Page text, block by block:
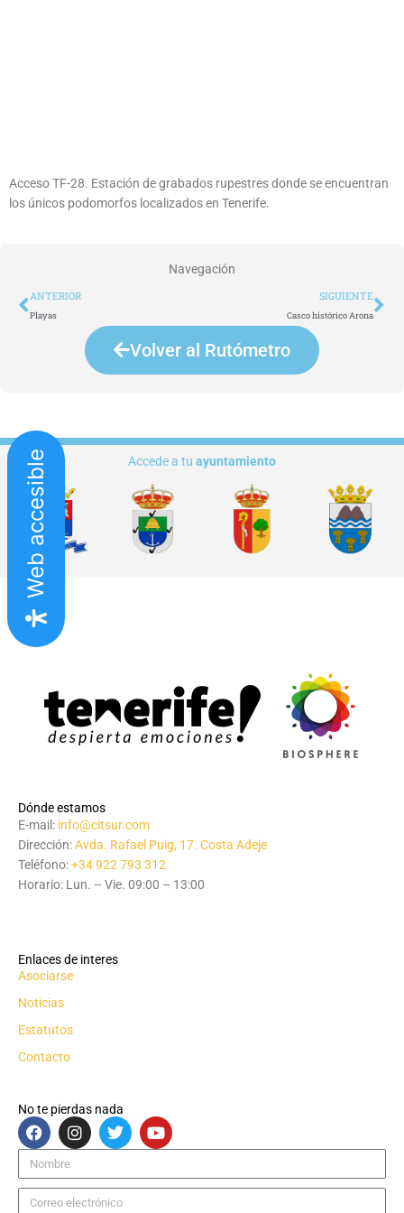
Acceso TF-28. Estación de grabados rupestres donde se encuentran
los únicos podomorfos localizados en Tenerife.
Navegación
Ant
ANTERIOR
Playas
SIGUIENTE
Casco histórico Arona
Volver al Rutómetro
Accede a tu ayuntamiento
Dónde estamos
E-mail: info@citsur.com
Dirección:Avda. Rafael Puig, 17. Costa Adeje
Teléfono:+34 922 793 312
Horario: Lun. – Vie. 09:00 – 13:00
Enlaces de interes
Asociarse
Noticias
Estatutos
Contacto
No te pierdas nada
F
a
c
e
b
o
I
n
s
a
g
T
w
i
t
e
Y
o
u
u
Nombre
Correo
Web accesible